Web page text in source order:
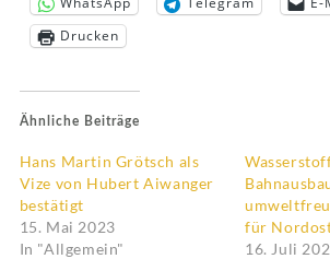
Drucken
Ähnliche Beiträge
Hans Martin Grötsch als
Vize von Hubert Aiwanger
bestätigt
15. Mai 2023
In "Allgemein"
für
16. Juli